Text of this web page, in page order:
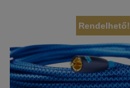
Rendelhető!